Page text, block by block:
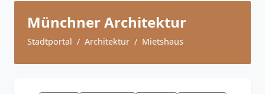
Münchner Architektur
Stadtportal Architektur Mietshaus